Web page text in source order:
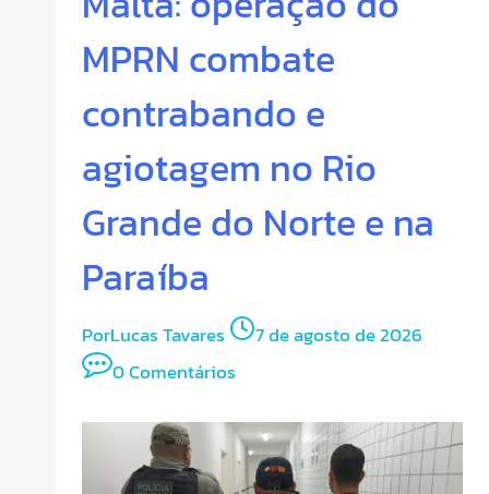
MPRN combate
contrabando e
agiotagem no Rio
Grande do Norte e na
Paraíba
PorLucas Tavares
7 de agosto de 2026
0 Comentários